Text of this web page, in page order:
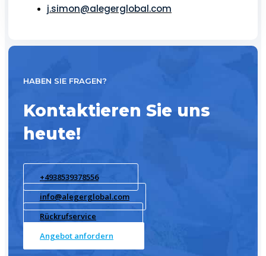
j.simon@alegerglobal.com
HABEN SIE FRAGEN?
Kontaktieren Sie uns
heute!
+4938539378556
info@alegerglobal.com
Rückrufservice
Angebot anfordern